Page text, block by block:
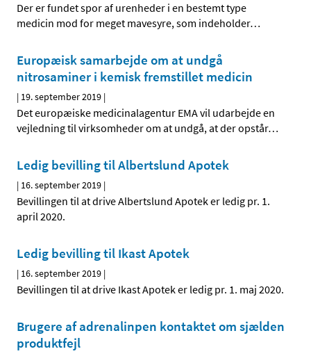
Der er fundet spor af urenheder i en bestemt type
medicin mod for meget mavesyre, som indeholder…
Europæisk samarbejde om at undgå
nitrosaminer i kemisk fremstillet medicin
| 19. september 2019 |
Det europæiske medicinalagentur EMA vil udarbejde en
vejledning til virksomheder om at undgå, at der opstår…
Ledig bevilling til Albertslund Apotek
| 16. september 2019 |
Bevillingen til at drive Albertslund Apotek er ledig pr. 1.
april 2020.
Ledig bevilling til Ikast Apotek
| 16. september 2019 |
Bevillingen til at drive Ikast Apotek er ledig pr. 1. maj 2020.
Brugere af adrenalinpen kontaktet om sjælden
produktfejl